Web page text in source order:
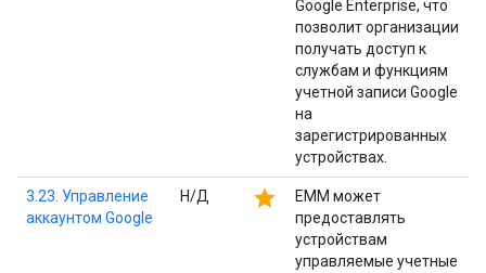
Google Enterprise, что
позволит организации
получать доступ к
службам и функциям
учетной записи Google
на
зарегистрированных
устройствах.
3.23. Управление
аккаунтом Google
Н/Д star
EMM может
предоставлять
устройствам
управляемые учетные